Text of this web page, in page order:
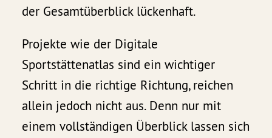
der Gesamtüberblick lückenhaft.
Projekte wie der Digitale
Sportstättenatlas sind ein wichtiger
Schritt in die richtige Richtung, reichen
allein jedoch nicht aus. Denn nur mit
einem vollständigen Überblick lassen sich